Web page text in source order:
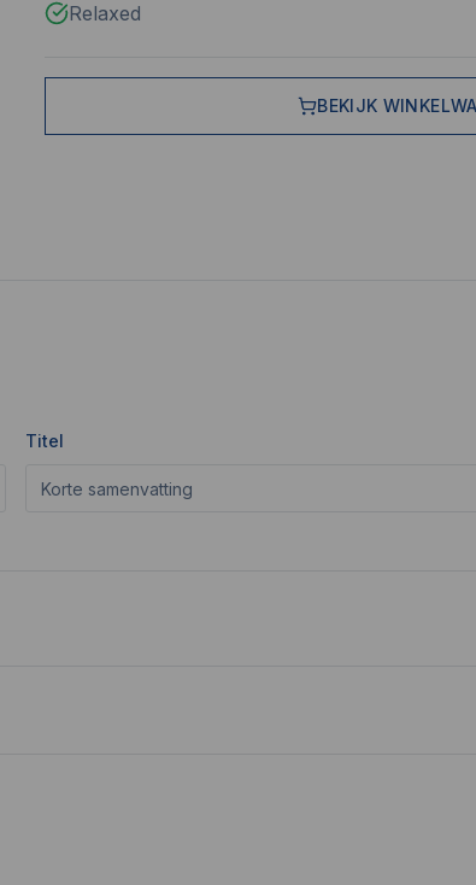
Relaxed
BEKIJK
Titel